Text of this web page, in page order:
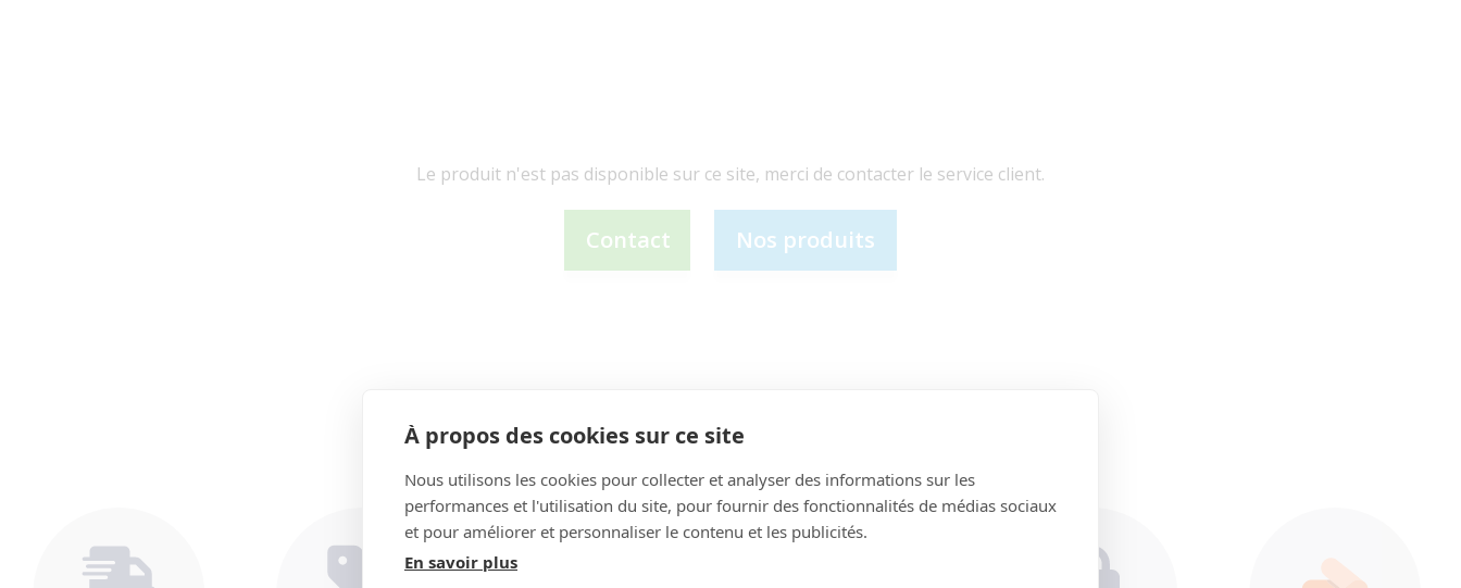
Le produit n'est pas disponible sur ce site, merci de contacter le service client.
Contact Nos produits
À propos des cookies sur ce site
Nous utilisons les cookies pour collecter et analyser des informations sur les
performances et l'utilisation du site, pour fournir des fonctionnalités de médias sociaux
et pour améliorer et personnaliser le contenu et les publicités.
En savoir plus